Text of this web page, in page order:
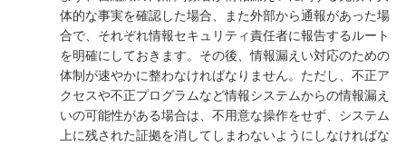
体的な事実を確認した場合、また外部から通報があった場
合で、それぞれ情報セキュリティ責任者に報告するルート
を明確にしておきます。その後、情報漏えい対応のための
体制が速やかに整わなければなりません。ただし、不正ア
クセスや不正プログラムなど情報システムからの情報漏え
いの可能性がある場合は、不用意な操作をせず、システム
上に残された証拠を消してしまわないようにしなければな